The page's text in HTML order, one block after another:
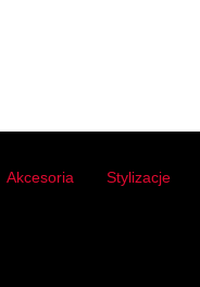
Akcesoria Stylizacje